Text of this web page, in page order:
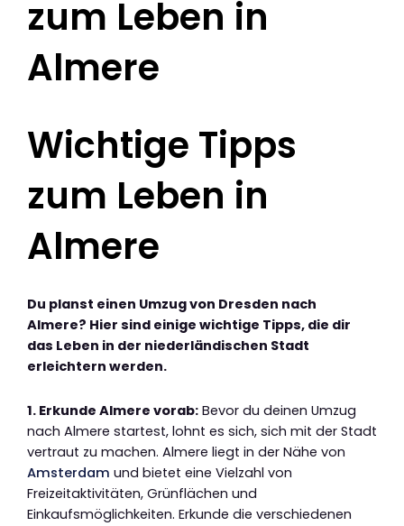
zum Leben in
Almere
Wichtige Tipps
zum Leben in
Almere
Du planst einen Umzug von Dresden nach
Almere? Hier sind einige wichtige Tipps, die dir
das Leben in der niederländischen Stadt
erleichtern werden.
1. Erkunde Almere vorab: Bevor du deinen Umzug
nach Almere startest, lohnt es sich, sich mit der Stadt
vertraut zu machen. Almere liegt in der Nähe von
Amsterdam und bietet eine Vielzahl von
Freizeitaktivitäten, Grünflächen und
Einkaufsmöglichkeiten. Erkunde die verschiedenen